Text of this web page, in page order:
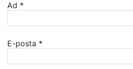
Ad *
E-posta *